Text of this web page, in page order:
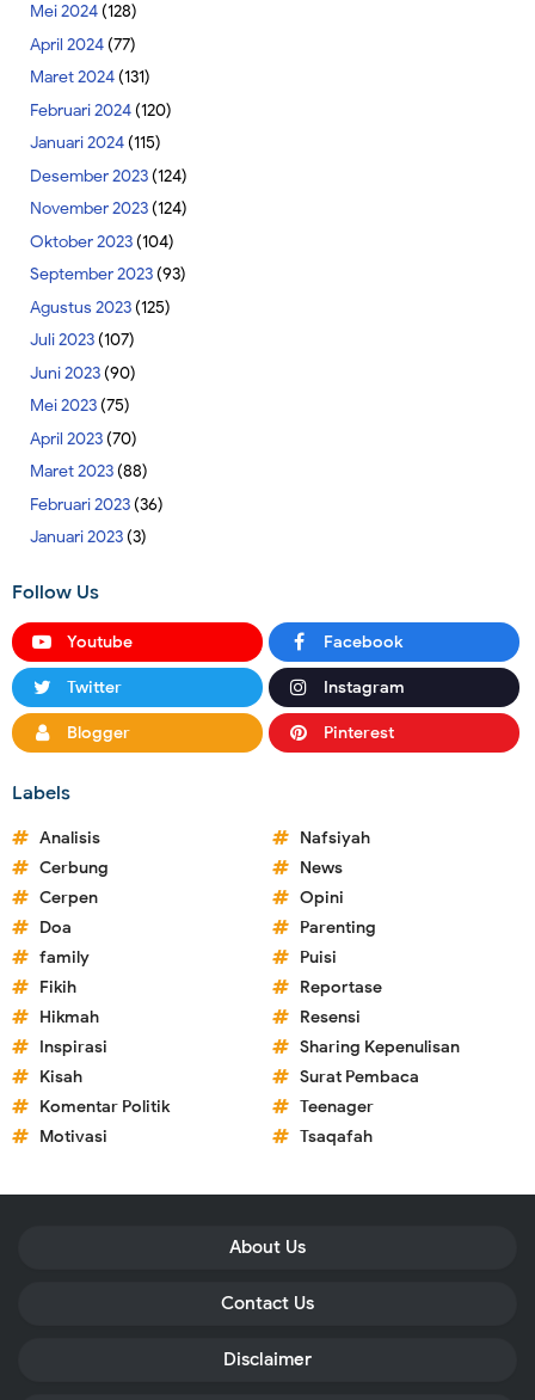
Mei 2024(128)
April 2024(77)
Maret 2024(131)
Februari 2024(120)
Januari 2024(115)
Desember 2023(124)
November 2023(124)
Oktober 2023(104)
September 2023(93)
Agustus 2023(125)
Juli 2023(107)
Juni 2023(90)
Mei 2023(75)
April 2023(70)
Maret 2023(88)
Februari 2023(36)
Januari 2023(3)
Follow Us
Youtube Facebook
Twitter Instagram
Blogger Pinterest
Labels
Analisis
Cerbung
Cerpen
Doa
family
Fikih
Hikmah
Inspirasi
Kisah
Komentar Politik
Motivasi
Nafsiyah
News
Opini
Parenting
Puisi
Reportase
Resensi
Sharing Kepenulisan
Surat Pembaca
Teenager
Tsaqafah
About Us
Contact Us
Disclaimer